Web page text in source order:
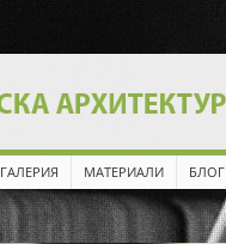
ГАЛЕРИЯ МАТЕРИАЛИ БЛОГ